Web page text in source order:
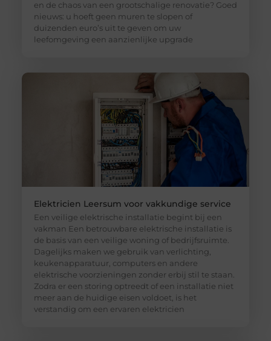
en de chaos van een grootschalige renovatie? Goed
nieuws: u hoeft geen muren te slopen of
duizenden euro’s uit te geven om uw
leefomgeving een aanzienlijke upgrade
Elektricien Leersum voor vakkundige service
Een veilige elektrische installatie begint bij een
vakman Een betrouwbare elektrische installatie is
de basis van een veilige woning of bedrijfsruimte.
Dagelijks maken we gebruik van verlichting,
keukenapparatuur, computers en andere
elektrische voorzieningen zonder erbij stil te staan.
Zodra er een storing optreedt of een installatie niet
meer aan de huidige eisen voldoet, is het
verstandig om een ervaren elektricien